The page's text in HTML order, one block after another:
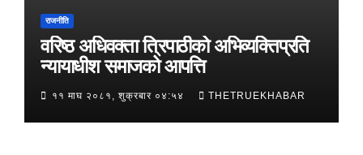
राजनीति
वरिष्ठ अधिवक्ता त्रिपाठीको अभिव्यक्तिप्रति
न्यायाधीश समाजको आपत्ति
११ माघ २०८१, शुक्रबार ०४:५४ THETRUEKHABAR